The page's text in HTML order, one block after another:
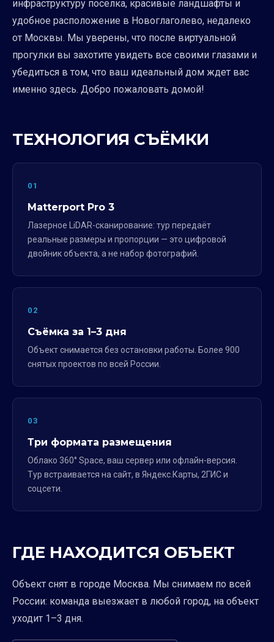
инфраструктуру поселка, красивые ландшафты и
удобное расположение в Новоглаголево, недалеко
от Москвы. Мы уверены, что после виртуальной
прогулки вы захотите увидеть все своими глазами и
убедиться в том, что ваш идеальный дом ждет вас
именно здесь. Добро пожаловать домой!
ТЕХНОЛОГИЯ СЪЁМКИ
01
Matterport Pro 3
Лазерное LiDAR-сканирование: тур передаёт
реальные размеры и пропорции — это цифровой
двойник объекта, а не набор фотографий.
02
Съёмка за 1–3 дня
Объект снимается без остановки работы. Более 900
снятых проектов по всей России.
03
Три формата размещения
Облако 360° Space, ваш сервер или офлайн-версия.
Тур встраивается на сайт, в Яндекс.Карты, 2ГИС и
соцсети.
ГДЕ НАХОДИТСЯ ОБЪЕКТ
Объект снят в городе Москва. Мы снимаем по всей
России: команда выезжает в любой город, на объект
уходит 1–3 дня.